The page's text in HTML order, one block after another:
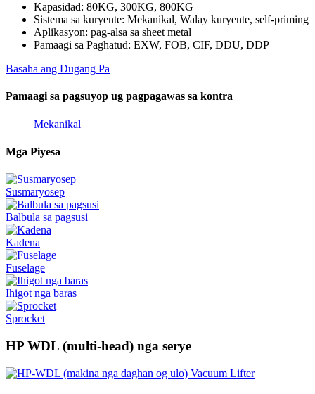
Kapasidad: 80KG, 300KG, 800KG
Sistema sa kuryente: Mekanikal, Walay kuryente, self-priming
Aplikasyon: pag-alsa sa sheet metal
Pamaagi sa Paghatud: EXW, FOB, CIF, DDU, DDP
Basaha ang Dugang Pa
Pamaagi sa pagsuyop ug pagpagawas sa kontra
Mekanikal
Mga Piyesa
Susmaryosep
Balbula sa pagsusi
Kadena
Fuselage
Ihigot nga baras
Sprocket
HP WDL (multi-head) nga serye